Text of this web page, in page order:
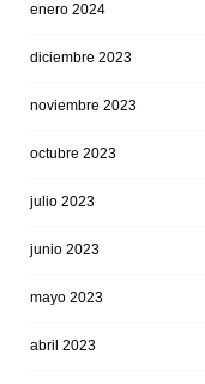
enero 2024
diciembre 2023
noviembre 2023
octubre 2023
julio 2023
junio 2023
mayo 2023
abril 2023